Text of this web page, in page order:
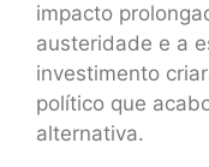
impacto
austeridade e a
investimento
político que
alternativa.